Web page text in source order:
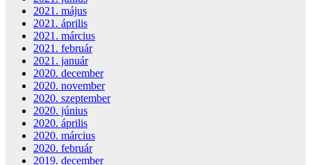
2021. május
2021. április
2021. március
2021. február
2021. január
2020. december
2020. november
2020. szeptember
2020. június
2020. április
2020. március
2020. február
2019. december